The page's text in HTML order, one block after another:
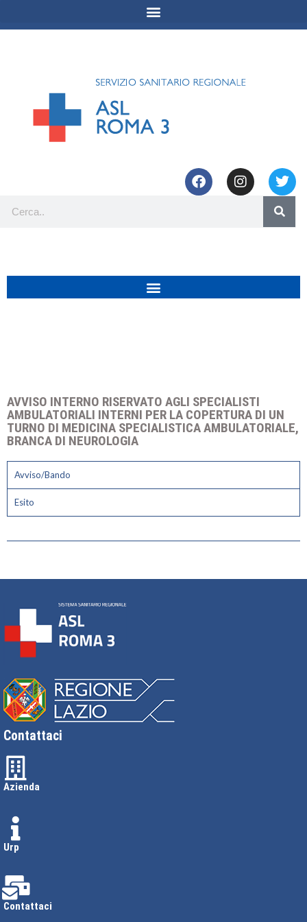
AVVISO INTERNO RISERVATO AGLI SPECIALISTI
AMBULATORIALI INTERNI PER LA COPERTURA DI UN
TURNO DI MEDICINA SPECIALISTICA AMBULATORIALE,
BRANCA DI NEUROLOGIA
Avviso/Bando
Esito
Contattaci
Azienda
Urp
Contattaci